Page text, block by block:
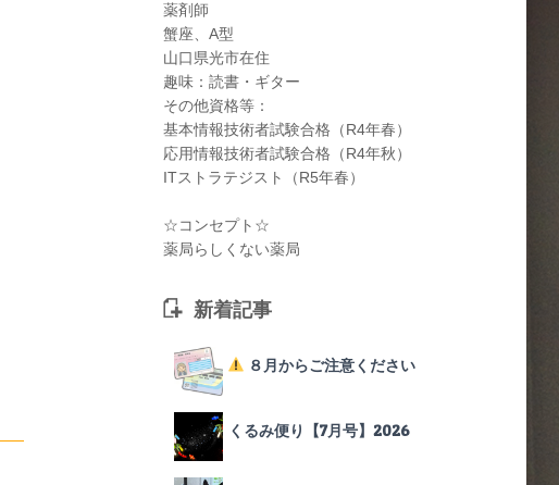
薬剤師
蟹座、A型
山口県光市在住
趣味：読書・ギター
その他資格等：
基本情報技術者試験合格（R4年春）
応用情報技術者試験合格（R4年秋）
ITストラテジスト（R5年春）
☆コンセプト☆
薬局らしくない薬局
新着記事
８月からご注意ください
くるみ便り【7月号】2026